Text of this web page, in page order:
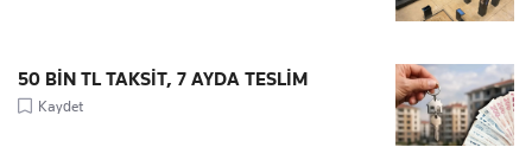
50 BİN TL TAKSİT, 7 AYDA TESLİM
Kaydet